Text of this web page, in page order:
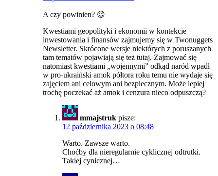
A czy powinien? 😉
Kwestiami geopolityki i ekonomii w kontekcie
inwestowania i finansów zajmujemy się w Twonuggets
Newsletter. Skrócone wersje niektórych z poruszanych
tam tematów pojawiają się też tutaj. Zajmować się
natomiast kwestiami „wojennymi” odkąd naród wpadł
w pro-ukraiński amok półtora roku temu nie wydaje się
zajęciem ani celowym ani bezpiecznym. Może lepiej
trochę poczekać aż amok i cenzura nieco odpuszczą?
mmajstruk pisze:
12 października 2023 o 08:48
Warto. Zawsze warto.
Choćby dla nieregularnie cyklicznej odtrutki.
Takiej cynicznej…